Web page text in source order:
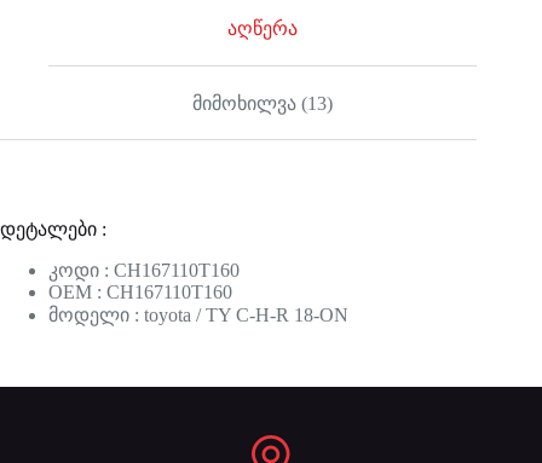
აღწერა
მიმოხილვა (13)
დეტალები :
კოდი : CH167110T160
OEM : CH167110T160
მოდელი : toyota / TY C-H-R 18-ON